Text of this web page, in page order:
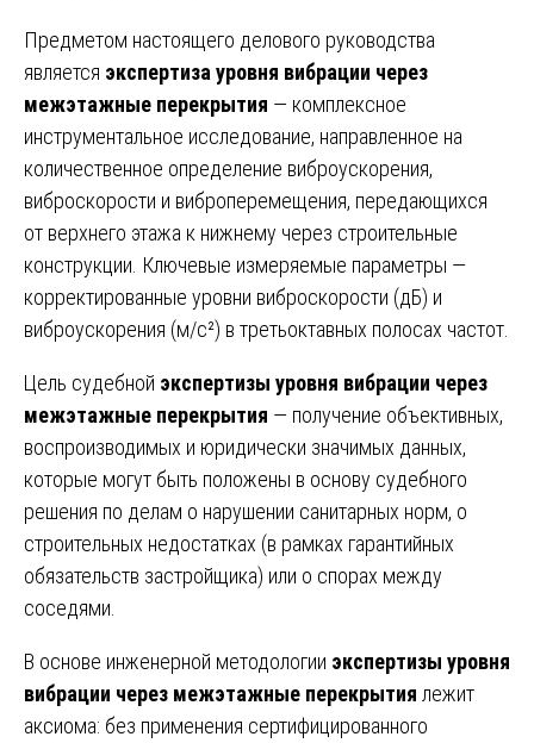
Предметом настоящего делового руководства
является экспертиза уровня вибрации через
межэтажные перекрытия — комплексное
инструментальное исследование, направленное на
количественное определение виброускорения,
виброскорости и виброперемещения, передающихся
от верхнего этажа к нижнему через строительные
конструкции. Ключевые измеряемые параметры —
корректированные уровни виброскорости (дБ) и
виброускорения (м/с²) в третьоктавных полосах частот.
Цель судебной экспертизы уровня вибрации через
межэтажные перекрытия — получение объективных,
воспроизводимых и юридически значимых данных,
которые могут быть положены в основу судебного
решения по делам о нарушении санитарных норм, о
строительных недостатках (в рамках гарантийных
обязательств застройщика) или о спорах между
соседями.
В основе инженерной методологии экспертизы уровня
вибрации через межэтажные перекрытия лежит
аксиома: без применения сертифицированного